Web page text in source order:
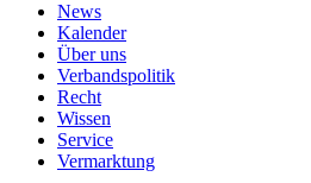
News
Kalender
Über uns
Verbandspolitik
Recht
Wissen
Service
Vermarktung